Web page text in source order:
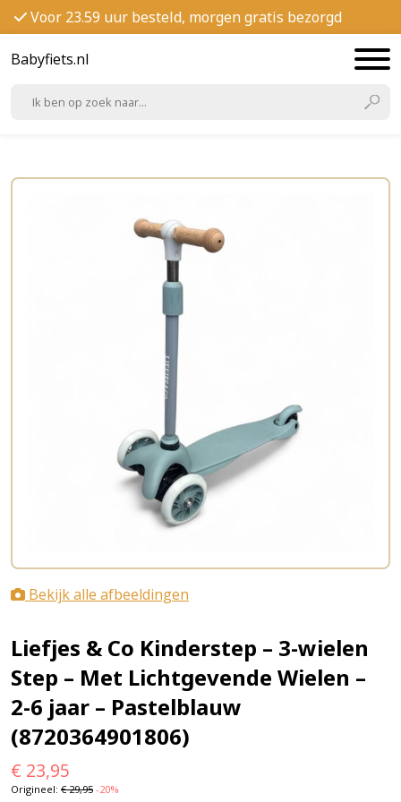
Voor 23.59 uur besteld, morgen gratis bezorgd
Babyfiets.nl
Bekijk alle afbeeldingen
Liefjes & Co Kinderstep – 3-wielen
Step – Met Lichtgevende Wielen –
2-6 jaar – Pastelblauw
(8720364901806)
€ 23,95
Origineel: €29,95 -20%